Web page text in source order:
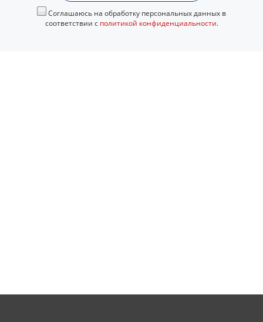
Соглашаюсь на обработку персональных данных в
соответствии с политикой конфиденциальности.